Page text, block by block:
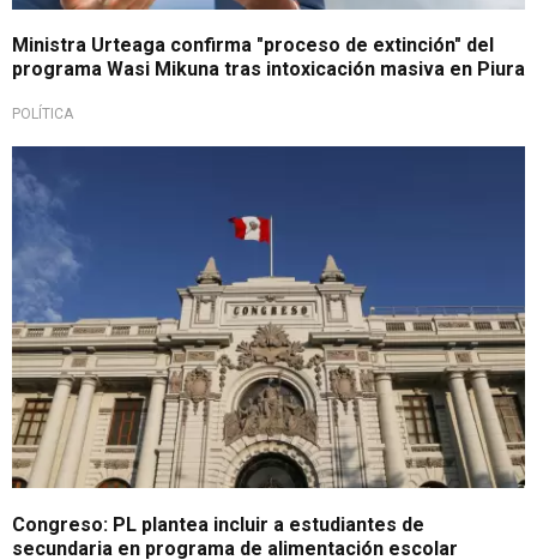
Ministra Urteaga confirma "proceso de extinción" del
programa Wasi Mikuna tras intoxicación masiva en Piura
POLÍTICA
Congreso: PL plantea incluir a estudiantes de
secundaria en programa de alimentación escolar